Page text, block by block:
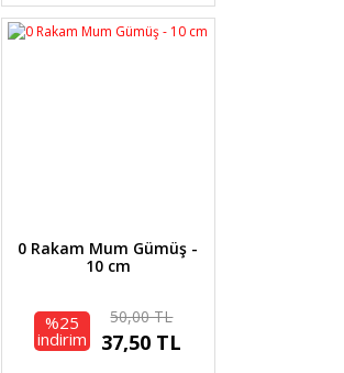
0 Rakam Mum Gümüş -
10 cm
%25
indirim
50,00 TL
37,50 TL